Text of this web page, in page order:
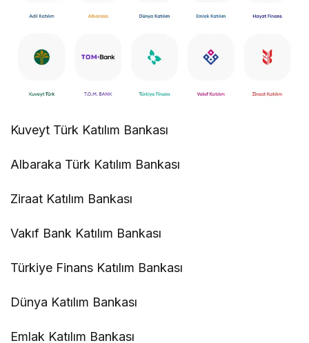
Kuveyt Türk Katılım Bankası
Albaraka Türk Katılım Bankası
Ziraat Katılım Bankası
Vakıf Bank Katılım Bankası
Türkiye Finans Katılım Bankası
Dünya Katılım Bankası
Emlak Katılım Bankası